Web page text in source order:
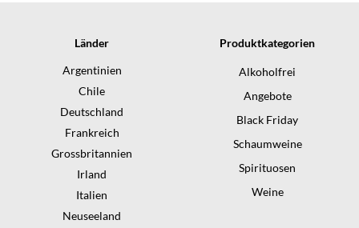
Länder
Argentinien
Chile
Deutschland
Frankreich
Grossbritannien
Irland
Italien
Neuseeland
Produktkategorien
Alkoholfrei
Angebote
Black Friday
Schaumweine
Spirituosen
Weine